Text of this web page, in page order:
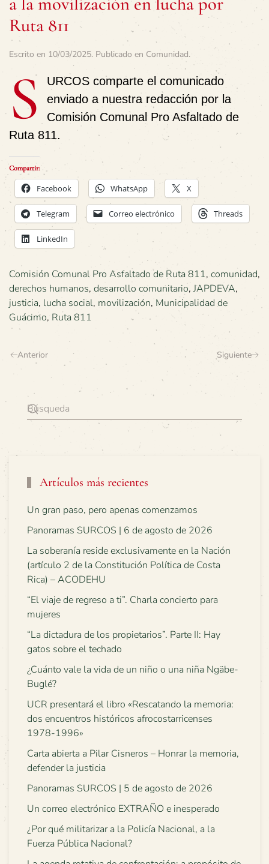
Ruta 811
Escrito en 10/03/2025. Publicado en Comunidad.
S
URCOS comparte el comunicado
enviado a nuestra redacción por la
Comisión Comunal Pro Asfaltado de
Ruta 811.
Compartir:
Facebook WhatsApp X
Telegram Correo electrónico Threads
LinkedIn
Comisión Comunal Pro Asfaltado de Ruta 811, comunidad,
derechos humanos, desarrollo comunitario, JAPDEVA,
justicia, lucha social, movilización, Municipalidad de
Guácimo, Ruta 811
Anterior Siguiente
Artículos más recientes
Un gran paso, pero apenas comenzamos
Panoramas SURCOS | 6 de agosto de 2026
La soberanía reside exclusivamente en la Nación
(artículo 2 de la Constitución Política de Costa
Rica) – ACODEHU
“El viaje de regreso a ti”. Charla concierto para
mujeres
“La dictadura de los propietarios”. Parte II: Hay
gatos sobre el techado
¿Cuánto vale la vida de un niño o una niña Ngäbe-
Buglé?
UCR presentará el libro «Rescatando la memoria:
dos encuentros históricos afrocostarricenses
1978-1996»
Carta abierta a Pilar Cisneros – Honrar la memoria,
defender la justicia
Panoramas SURCOS | 5 de agosto de 2026
Un correo electrónico EXTRAÑO e inesperado
¿Por qué militarizar a la Policía Nacional, a la
Fuerza Pública Nacional?